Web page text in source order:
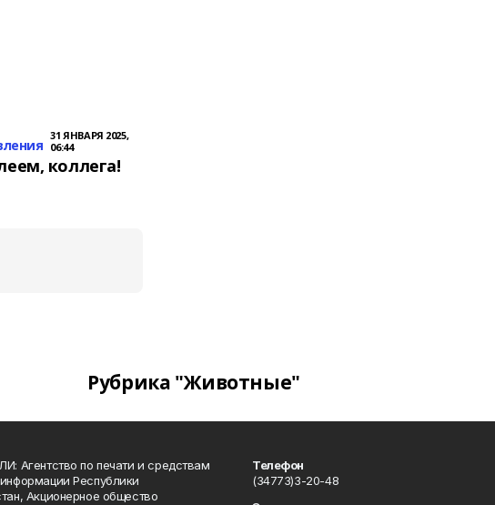
31 ЯНВАРЯ 2025,
06:44
коллега!
Рубрика "Животные"
Агентство по печати и средствам
Республики
Акционерное общество
Телефон
(34773)3-20-48